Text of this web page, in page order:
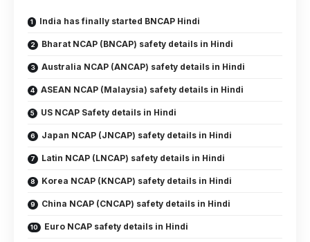
India has finally started BNCAP Hindi
Bharat NCAP (BNCAP) safety details in Hindi
Australia NCAP (ANCAP) safety details in Hindi
ASEAN NCAP (Malaysia) safety details in Hindi
US NCAP Safety details in Hindi
Japan NCAP (JNCAP) safety details in Hindi
Latin NCAP (LNCAP) safety details in Hindi
Korea NCAP (KNCAP) safety details in Hindi
China NCAP (CNCAP) safety details in Hindi
Euro NCAP safety details in Hindi